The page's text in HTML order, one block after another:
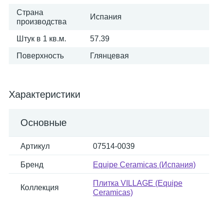
Страна
производства
Испания
Штук в 1 кв.м. 57.39
Поверхность Глянцевая
Характеристики
Основные
Артикул 07514-0039
Бренд Equipe Ceramicas (Испания)
Коллекция
Плитка VILLAGE (Equipe
Ceramicas)